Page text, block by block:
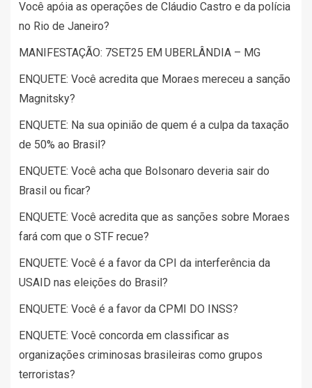
Você apóia as operações de Cláudio Castro e da polícia
no Rio de Janeiro?
MANIFESTAÇÃO: 7SET25 EM UBERLÂNDIA – MG
ENQUETE: Você acredita que Moraes mereceu a sanção
Magnitsky?
ENQUETE: Na sua opinião de quem é a culpa da taxação
de 50% ao Brasil?
ENQUETE: Você acha que Bolsonaro deveria sair do
Brasil ou ficar?
ENQUETE: Você acredita que as sanções sobre Moraes
fará com que o STF recue?
ENQUETE: Você é a favor da CPI da interferência da
USAID nas eleições do Brasil?
ENQUETE: Você é a favor da CPMI DO INSS?
ENQUETE: Você concorda em classificar as
organizações criminosas brasileiras como grupos
terroristas?